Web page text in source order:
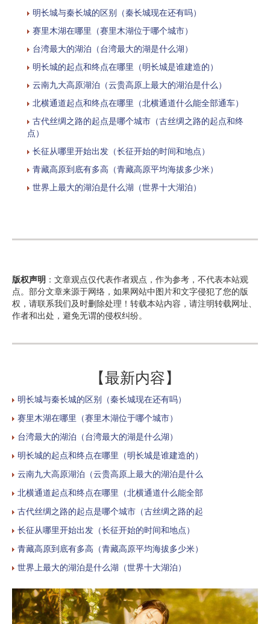
明长城与秦长城的区别（秦长城现在还有吗）
赛里木湖在哪里（赛里木湖位于哪个城市）
台湾最大的湖泊（台湾最大的湖是什么湖）
明长城的起点和终点在哪里（明长城是谁建造的）
云南九大高原湖泊（云贵高原上最大的湖泊是什么）
北横通道起点和终点在哪里（北横通道什么能全部通车）
古代丝绸之路的起点是哪个城市（古丝绸之路的起点和终
点）
长征从哪里开始出发（长征开始的时间和地点）
青藏高原到底有多高（青藏高原平均海拔多少米）
世界上最大的湖泊是什么湖（世界十大湖泊）
版权声明 ：文章观点仅代表作者观点，作为参考，不代表本站观
点。部分文章来源于网络，如果网站中图片和文字侵犯了您的版
权，请联系我们及时删除处理！转载本站内容，请注明转载网址、
作者和出处，避免无谓的侵权纠纷。
【最新内容】
明长城与秦长城的区别（秦长城现在还有吗）
赛里木湖在哪里（赛里木湖位于哪个城市）
台湾最大的湖泊（台湾最大的湖是什么湖）
明长城的起点和终点在哪里（明长城是谁建造的）
云南九大高原湖泊（云贵高原上最大的湖泊是什么
北横通道起点和终点在哪里（北横通道什么能全部
古代丝绸之路的起点是哪个城市（古丝绸之路的起
长征从哪里开始出发（长征开始的时间和地点）
青藏高原到底有多高（青藏高原平均海拔多少米）
世界上最大的湖泊是什么湖（世界十大湖泊）